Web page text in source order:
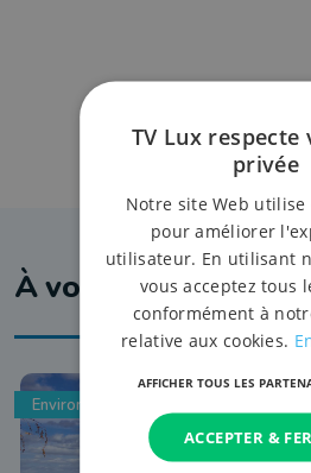
À voir aussi
Environnement
TV Lux respecte
privée
Notre site Web utilise
pour améliorer
utilisateur. En utilisant
vous acceptez tous
conformément à
relative aux cookies.
AFFICHER TOUS LES
ACCEPTER &